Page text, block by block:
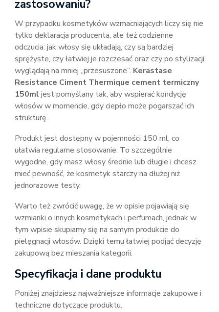
zastosowaniu?
W przypadku kosmetyków wzmacniających liczy się nie
tylko deklaracja producenta, ale też codzienne
odczucia: jak włosy się układają, czy są bardziej
sprężyste, czy łatwiej je rozczesać oraz czy po stylizacji
wyglądają na mniej „przesuszone”. Kerastase
Resistance Ciment Thermique cement termiczny
150ml jest pomyślany tak, aby wspierać kondycję
włosów w momencie, gdy ciepło może pogarszać ich
strukturę.
Produkt jest dostępny w pojemności 150 ml, co
ułatwia regularne stosowanie. To szczególnie
wygodne, gdy masz włosy średnie lub długie i chcesz
mieć pewność, że kosmetyk starczy na dłużej niż
jednorazowe testy.
Warto też zwrócić uwagę, że w opisie pojawiają się
wzmianki o innych kosmetykach i perfumach, jednak w
tym wpisie skupiamy się na samym produkcie do
pielęgnacji włosów. Dzięki temu łatwiej podjąć decyzję
zakupową bez mieszania kategorii.
Specyfikacja i dane produktu
Poniżej znajdziesz najważniejsze informacje zakupowe i
techniczne dotyczące produktu.